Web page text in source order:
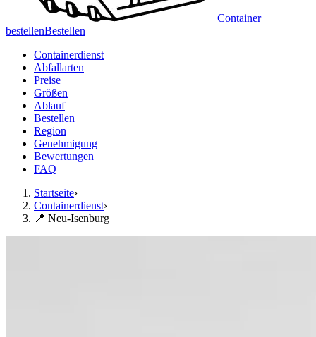
Container
bestellenBestellen
Containerdienst
Abfallarten
Preise
Größen
Ablauf
Bestellen
Region
Genehmigung
Bewertungen
FAQ
Startseite›
Containerdienst›
📍 Neu-Isenburg